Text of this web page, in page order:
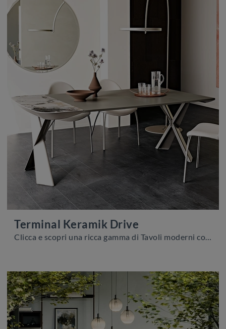
Terminal Keramik Drive
Clicca e scopri una ricca gamma di Tavoli moderni consolle da pranzo! Il modello Terminal Keramik Drive di Cattelan Italia ti attende.